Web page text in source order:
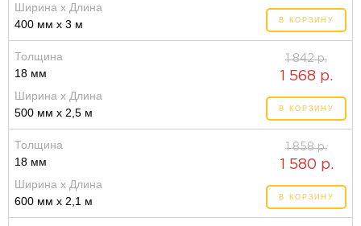
Ширина x Длина
400 мм x 3 м
В КОРЗИНУ
Толщина
18 мм
Ширина x Длина
500 мм x 2,5 м
1 842 р.
1 568 р.
В КОРЗИНУ
Толщина
18 мм
Ширина x Длина
600 мм x 2,1 м
1 858 р.
1 580 р.
В КОРЗИНУ